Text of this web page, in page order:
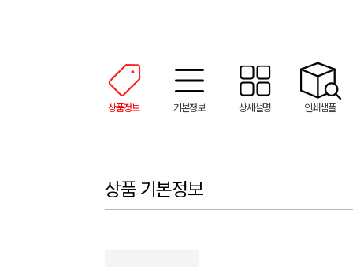
상품정보 기본정보 상세설명 인쇄샘플
상품 기본정보